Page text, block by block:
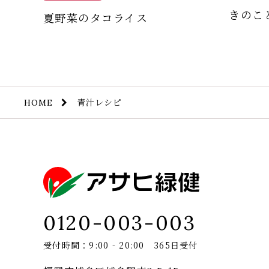
夏野菜のタコライス きのこ
HOME 青汁レシピ
0120-003-003
受付時間：9:00 - 20:00 365日受付